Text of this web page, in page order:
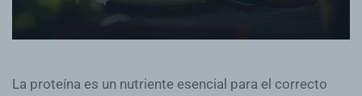
La proteína es un nutriente esencial para el correcto